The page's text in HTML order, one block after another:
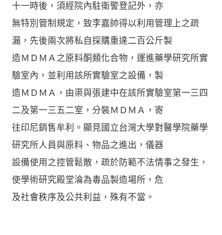
十一時後，須經院內駐衛警登記外，亦
無特別管制規定，致李嘉帥得以利用管理上之疏
漏，先後兩次將私自採購重達二百公斤製
造ＭＤＭＡ之原料酮類化合物，運進藥學研究所實
驗室內，並利用該所實驗室之設備，製
造ＭＤＭＡ，由渠與張建中在該所實驗室第一三四
二及第一三五二室，分裝ＭＤＭＡ，寄
往印尼銷售牟利。顯見國立台灣大學對醫學院藥學
研究所人員與原料、物品之進出，儀器
設備使用之控管鬆散，疏於防範不法情事之發生，
使學術研究殿堂淪為毒品製造場所，危
及社會秩序及公共利益，殊有不當。